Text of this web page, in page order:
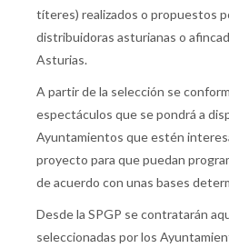
títeres) realizados o propuestos
distribuidoras asturianas o
Asturias.
A partir de la selección se
espectáculos que se pondrá a
Ayuntamientos que estén
proyecto para que puedan
de acuerdo con unas bases
Desde la SPGP se contratarán
seleccionadas por los